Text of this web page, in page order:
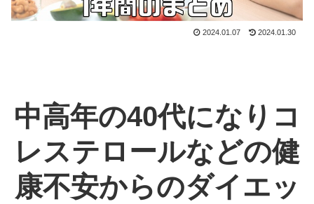
2024.01.07 2024.01.30
中高年の40代になりコ
レステロールなどの健
康不安からのダイエッ